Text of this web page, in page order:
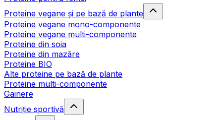
Proteine vegane și pe bază de plante
Proteine vegane mono-componente
Proteine vegane multi-componente
Proteine din soia
Proteine din mazăre
Proteine BIO
Alte proteine pe bază de plante
Proteine multi-componente
Gainere
Nutriție sportivă